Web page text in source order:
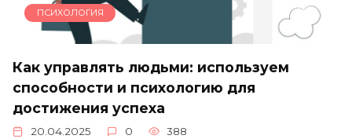
ПСИХОЛОГИЯ
Как управлять людьми: используем
способности и психологию для
достижения успеха
20.04.2025 0 388